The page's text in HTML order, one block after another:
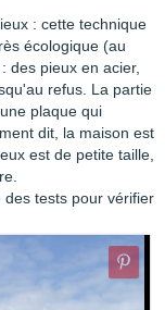
: cette technique
écologique (au
des pieux en acier,
refus. La partie
plaque qui
dit, la maison est
est de petite taille,
tests pour vérifier